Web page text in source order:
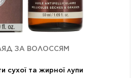
ЗА ВОЛОССЯМ
сухої та жирної лупи